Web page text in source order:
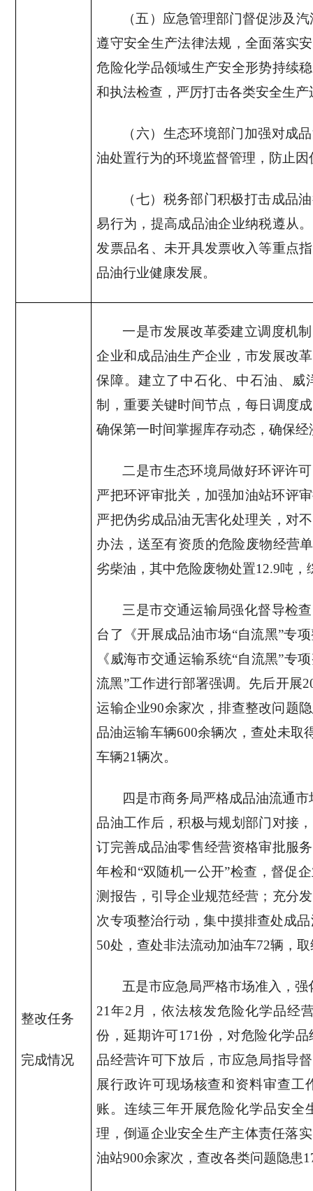
（五）应急管理部门督促涉及
遵守安全生产法律法规，全面落实
危险化学品领域生产安全形势持续
和执法检查，严厉打击各类安全生
（六）生态环境部门加强对成
油处置行为的环境监督管理，防止
（七）税务部门积极打击成品
易行为，提高成品油企业纳税遵从
发票品名、未开具发票收入等重点
品油行业健康发展。
整改任务
完成情况
一是市发展改革委建立调度机
企业和成品油生产企业，市发展改
保障。建立了中石化、中石油、威
制，重要关键时间节点，每日调度
确保第一时间掌握库存动态，确保
二是市生态环境局做好环评许
严把环评审批关，加强加油站环评
严把伪劣成品油无害化处理关，对
办法，送至有资质的危险废物经营
劣柴油，其中危险废物处置12.9吨，
三是市交通运输局强化督导检
台了《开展成品油市场“自流黑”专
《威海市交通运输系统“自流黑”专
流黑”工作进行部署强调。先后开展
运输企业90余家次，排查整改问题
品油运输车辆600余辆次，查处未取
车辆21辆次。
四是市商务局严格成品油流通
品油工作后，积极与规划部门对接
订完善成品油零售经营资格审批服
年检和“双随机一公开”检查，督促
测报告，引导企业规范经营；充分
次专项整治行动，集中摸排查处成
50处，查处非法流动加油车72辆，
五是市应急局严格市场准入，
21 年2 月，依法核发危险化学品经
份，延期许可171份，对危险化学
品经营许可下放后，市应急局指导
展行政许可现场核查和资料审查工
账。连续三年开展危险化学品安全
理，倒逼企业安全生产主体责任落
油站900余家次，查改各类问题隐患